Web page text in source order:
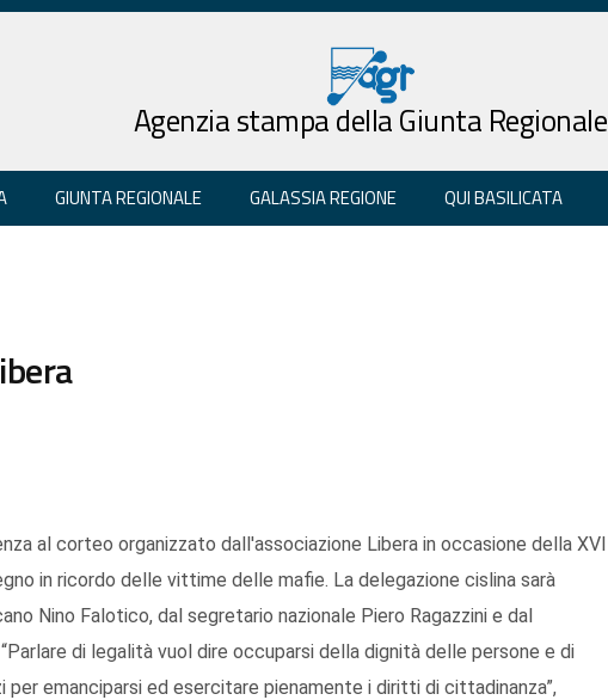
Agenzia stampa della Giunta Regionale
GIUNTA REGIONALE GALASSIA REGIONE QUI BASILICATA
al corteo organizzato dall'associazione Libera in occasione della XVI
in ricordo delle vittime delle mafie. La delegazione cislina sarà
Nino Falotico, dal segretario nazionale Piero Ragazzini e dal
di legalità vuol dire occuparsi della dignità delle persone e di
per emanciparsi ed esercitare pienamente i diritti di cittadinanza”,